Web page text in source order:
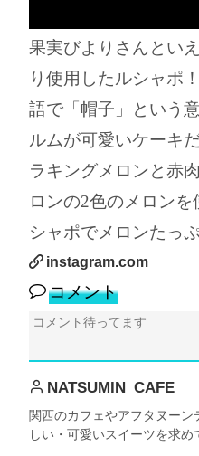
果実びよりさんとい
り使用したルシャポ
語で「帽子」という
ルムが可愛いケーキ
ラキングメロンと赤
ロンの2色のメロン
シャポでメロンたっ
instagram.com
コメント
NATSUMIN_CAFE
関西のカフェやアフタヌー
しい・可愛いスイーツを求